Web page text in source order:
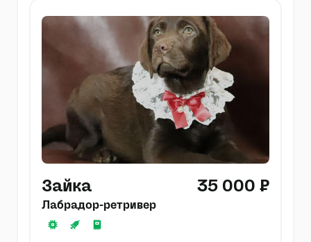
Зайка 35 000 ₽
Лабрадор-ретривер